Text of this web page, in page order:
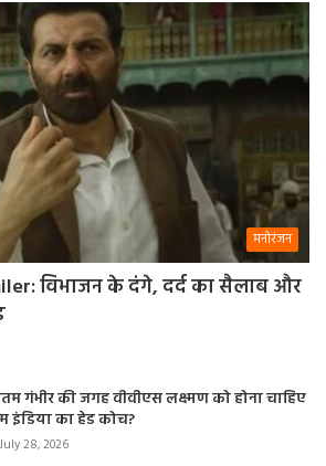
मनोरंजन
विभाजन के दंगे, दर्द का सैलाब और
गंभीर की जगह वीवीएस लक्ष्मण को होना चाहिए
इंडिया का हेड कोच?
July 28, 2026